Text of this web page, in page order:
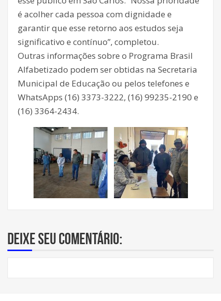
é acolher cada pessoa com dignidade e
garantir que esse retorno aos estudos seja
significativo e contínuo”, completou.
Outras informações sobre o Programa Brasil
Alfabetizado podem ser obtidas na Secretaria
Municipal de Educação ou pelos telefones e
WhatsApps (16) 3373-3222, (16) 99235-2190 e
(16) 3364-2434.
Deixe seu comentário: